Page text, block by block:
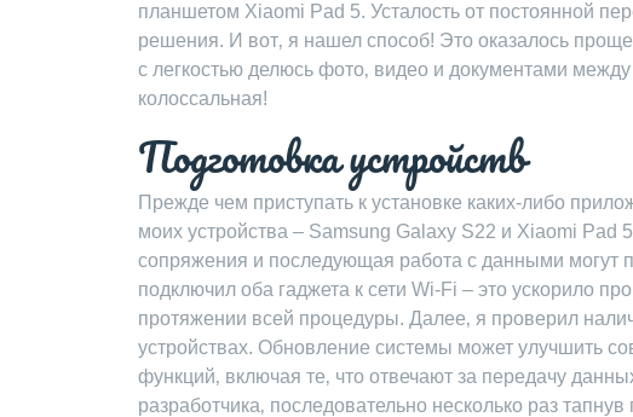
планшетом Xiaomi Pad 5. Усталость от постоянной
решения. И вот‚ я нашел способ! Это оказалось
с легкостью делюсь фото‚ видео и документами
колоссальная!
Подготовка устройств
Прежде чем приступать к установке каких-либо
моих устройства – Samsung Galaxy S22 и Xiaomi Pad
сопряжения и последующая работа с данными могут
подключил оба гаджета к сети Wi-Fi – это ускорило
протяжении всей процедуры. Далее‚ я проверил
устройствах. Обновление системы может улучшить
функций‚ включая те‚ что отвечают за передачу
разработчика‚ последовательно несколько раз